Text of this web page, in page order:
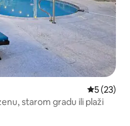
Prosječna
5 (23)
starom gradu ili plaži